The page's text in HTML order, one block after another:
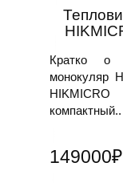
темноте и
компактном
удобен для
30–55 Гц даёт
подвижными
Медицинские
покровов
спасательные
приборы для
Кратко о
монокуляр
компактный..
149000₽